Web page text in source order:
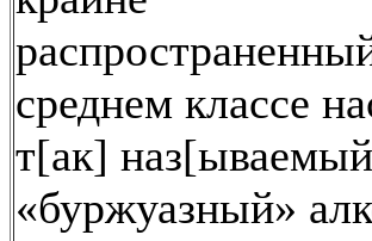
среднем классе
т[ак]
«буржуазный»